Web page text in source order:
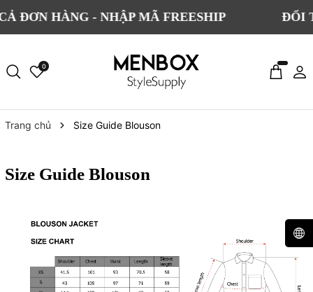
ĐƠN HÀNG - NHẬP MÃ FREESHIP ĐỔI
0
Trang chủ Size Guide Blouson
Size Guide Blouson